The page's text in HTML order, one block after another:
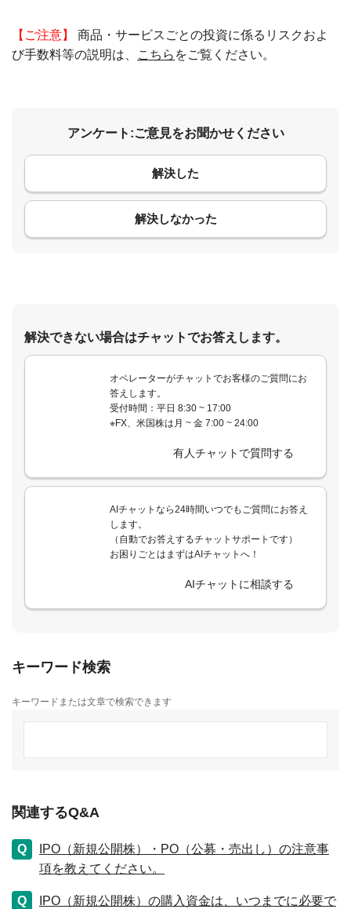
【ご注意】
商品・サービスごとの投資に係るリスクおよ
び手数料等の説明は、
こちら をご覧ください。
アンケート:ご意見をお聞かせください
解決した
解決しなかった
コメント
解決できない場合はチャットでお答えします。
オペレーターがチャットでお客様のご質問にお
答えします。
受付時間：平日 8:30 ~ 17:00
※FX、米国株は月 ~ 金 7:00 ~ 24:00
有人チャットで質問する
AIチャットなら24時間いつでもご質問にお答え
します。
（自動でお答えするチャットサポートです）
お困りごとはまずはAIチャットへ！
AIチャットに相談する
キーワード検索
キーワードまたは文章で検索できます
関連するQ&A
IPO（新規公開株）・PO（公募・売出し）の注意事
項を教えてください。
IPO（新規公開株）の購入資金は、いつまでに必要で